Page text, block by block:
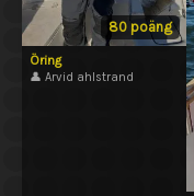
80 poäng
Öring
👤 Arvid ahlstrand